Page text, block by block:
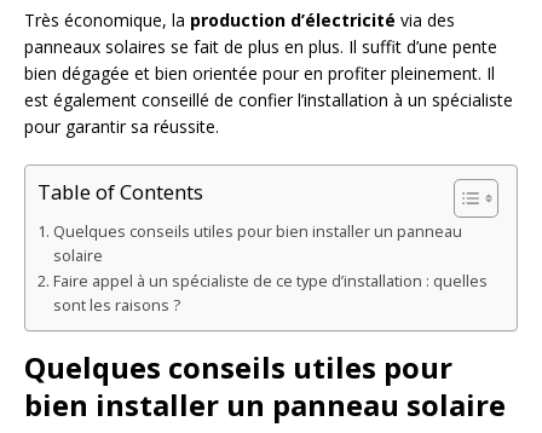
Très économique, la production d’électricité via des
panneaux solaires se fait de plus en plus. Il suffit d’une pente
bien dégagée et bien orientée pour en profiter pleinement. Il
est également conseillé de confier l’installation à un spécialiste
pour garantir sa réussite.
Table of Contents
Quelques conseils utiles pour bien installer un panneau
solaire
Faire appel à un spécialiste de ce type d’installation : quelles
sont les raisons ?
Quelques conseils utiles pour
bien installer un panneau solaire